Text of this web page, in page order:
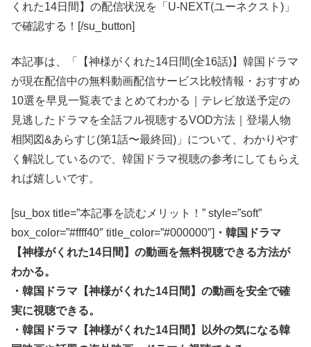
くれた14日間】の配信状況を「U-NEXT(ユーネクスト)」
で確認する！[/su_button]
本記事は、「【神様がくれた14日間(全16話)】韓国ドラマ
が現在配信中の無料動画配信サービス比較情報・おすすめ
10選を早見一覧表でまとめてわかる｜テレビ放送予定の
見逃したドラマを全話フル視聴するVOD方法｜登場人物
相関図&あらすじ(第1話〜最終回)」について、わかりやす
く解説しているので、韓国ドラマ視聴の参考にしてもらえ
れば嬉しいです。
[su_box title=”本記事を読むメリット！” style=”soft”
box_color=”#ffff40″ title_color=”#000000″] ・韓国ドラマ
【神様がくれた14日間】の動画を無料視聴できる方法が
わかる。
・韓国ドラマ【神様がくれた14日間】の動画を安全で確
実に視聴できる。
・韓国ドラマ【神様がくれた14日間】以外の気になる韓